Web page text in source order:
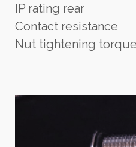
IP rating rear
Contact
Nut tightening